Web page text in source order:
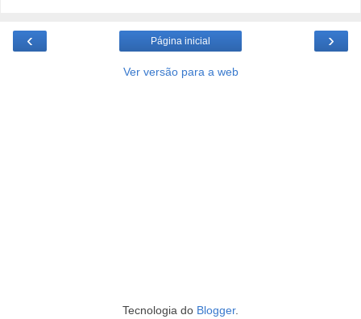
‹ ›
Página inicial
Ver versão para a web
Tecnologia do Blogger.